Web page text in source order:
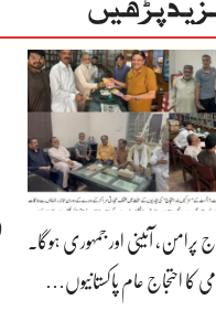
پرامن، آئینی اور جمہوری ہوگا۔
کا احتجاج عام پاکستانیوں…